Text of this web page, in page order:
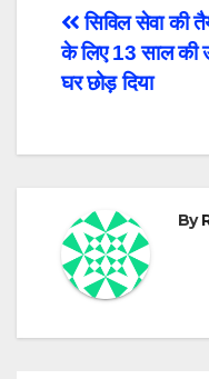
Post
सिविल सेवा की
के लिए 13 साल की
घर छोड़ दिया
By